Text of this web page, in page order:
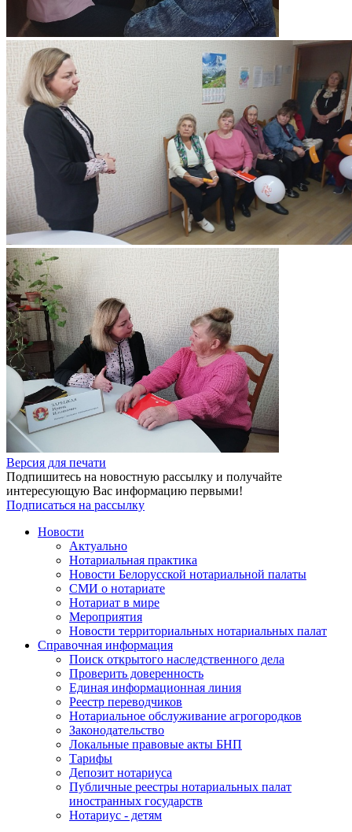
Версия для печати
Подпишитесь на новостную рассылку и получайте
интересующую Вас информацию первыми!
Подписаться на рассылку
Новости
Актуально
Нотариальная практика
Новости Белорусской нотариальной палаты
СМИ о нотариате
Нотариат в мире
Мероприятия
Новости территориальных нотариальных палат
Справочная информация
Поиск открытого наследственного дела
Проверить доверенность
Единая информационная линия
Реестр переводчиков
Нотариальное обслуживание агрогородков
Законодательство
Локальные правовые акты БНП
Тарифы
Депозит нотариуса
Публичные реестры нотариальных палат
иностранных государств
Нотариус - детям